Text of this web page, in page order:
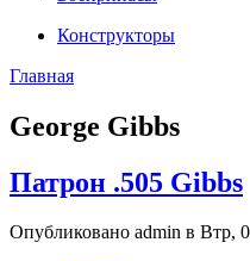
Конструкторы
Главная
George Gibbs
Патрон .505 Gibbs
Опубликовано admin в Втр,